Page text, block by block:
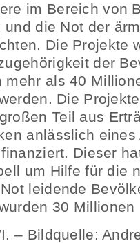
im Bereich von
die Not der
Die Projekte
der
mehr als 40
Die
Teil aus
anlässlich
Dieser
um Hilfe für die
leidende
30 Millionen
– Bildquelle: